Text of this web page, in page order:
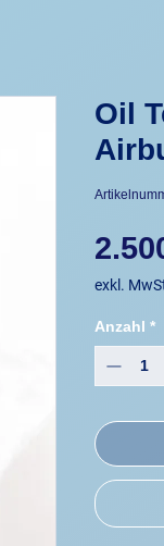
Oil
exkl.
Anzahl *